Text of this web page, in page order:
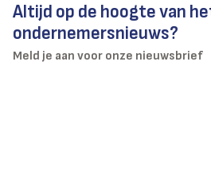
Altijd op de hoogte van
ondernemersnieuws?
Meld je aan voor onze nieuwsbrief